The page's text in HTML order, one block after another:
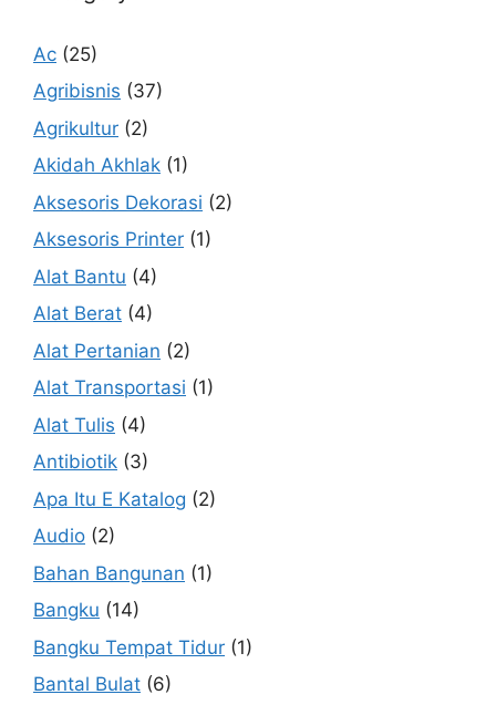
Ac (25)
Agribisnis (37)
Agrikultur (2)
Akidah Akhlak (1)
Aksesoris Dekorasi (2)
Aksesoris Printer (1)
Alat Bantu (4)
Alat Berat (4)
Alat Pertanian (2)
Alat Transportasi (1)
Alat Tulis (4)
Antibiotik (3)
Apa Itu E Katalog (2)
Audio (2)
Bahan Bangunan (1)
Bangku (14)
Bangku Tempat Tidur (1)
Bantal Bulat (6)